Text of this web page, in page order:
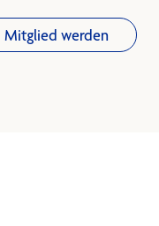
Mitglied werden